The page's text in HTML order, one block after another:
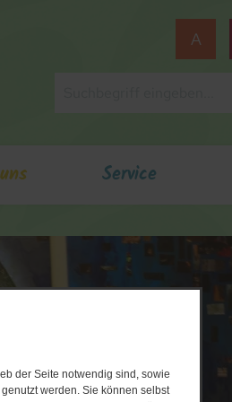
der Seite notwendig sind, sowie
werden. Sie können selbst
A
Service